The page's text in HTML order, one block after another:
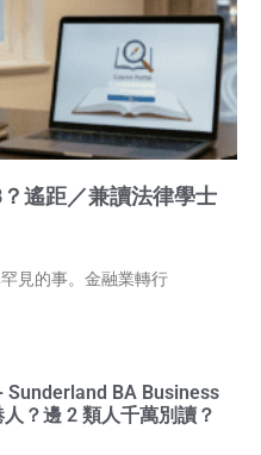
遙距／兼讀法律學士
見的事。金融業轉行
Sunderland BA Business
？邊 2 類人千萬別讀？